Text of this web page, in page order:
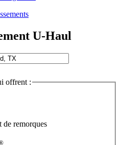
U-Haul
offrent :
de remorques